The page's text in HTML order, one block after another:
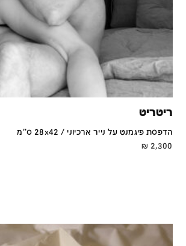
ריטריט
הדפסת פיגמנט על נייר ארכיוני / 28x42 ס''מ
2,300
₪